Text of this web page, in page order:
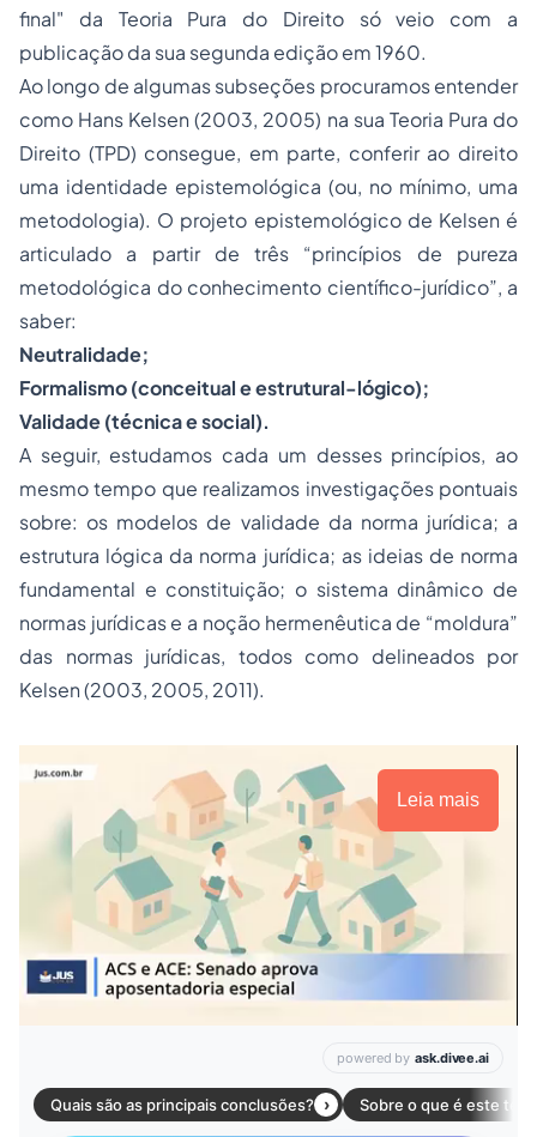
final" da Teoria Pura do Direito só veio com a
publicação da sua segunda edição em 1960.
Ao longo de algumas subseções procuramos entender
como Hans Kelsen (2003, 2005) na sua Teoria Pura do
Direito (TPD) consegue, em parte, conferir ao direito
uma identidade epistemológica (ou, no mínimo, uma
metodologia). O projeto epistemológico de Kelsen é
articulado a partir de três “princípios de pureza
metodológica do conhecimento científico-jurídico”, a
saber:
Neutralidade;
Formalismo (conceitual e estrutural-lógico);
Validade (técnica e social).
A seguir, estudamos cada um desses princípios, ao
mesmo tempo que realizamos investigações pontuais
sobre: os modelos de validade da norma jurídica; a
estrutura lógica da norma jurídica; as ideias de norma
fundamental e constituição; o sistema dinâmico de
normas jurídicas e a noção hermenêutica de “moldura”
das normas jurídicas, todos como delineados por
Kelsen (2003, 2005, 2011).
Leia mais